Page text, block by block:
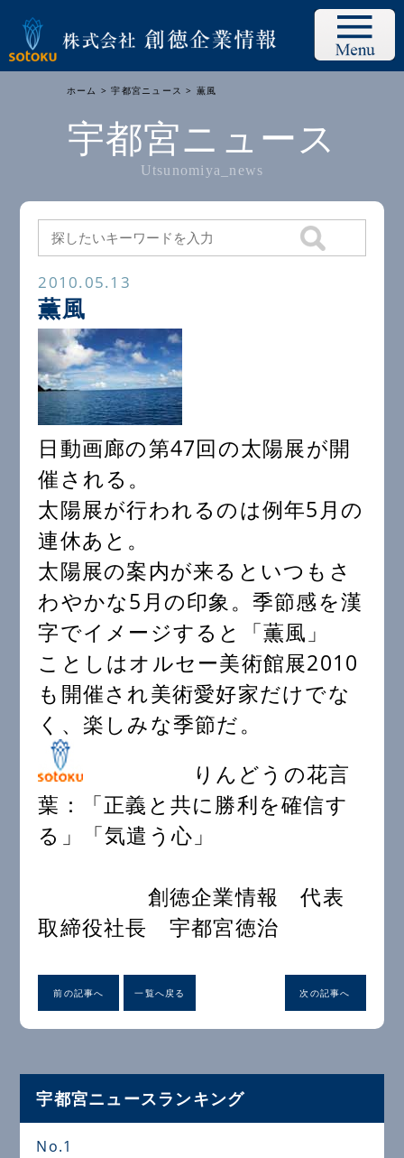
ホーム >宇都宮ニュース > 薫風
宇都宮ニュース
Utsunomiya_news
2010.05.13
薫風
日動画廊の第47回の太陽展が開
催される。
太陽展が行われるのは例年5月の
連休あと。
太陽展の案内が来るといつもさ
わやかな5月の印象。季節感を漢
字でイメージすると「薫風」
ことしはオルセー美術館展2010
も開催され美術愛好家だけでな
く、楽しみな季節だ。
りんどうの花言
葉：「正義と共に勝利を確信す
る」「気遣う心」
創徳企業情報 代表
取締役社長 宇都宮徳治
前の記事へ 一覧へ戻る 次の記事へ
宇都宮ニュースランキング
No.1